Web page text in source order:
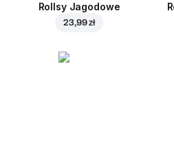
Rollsy Jagodowe
23,99 zł